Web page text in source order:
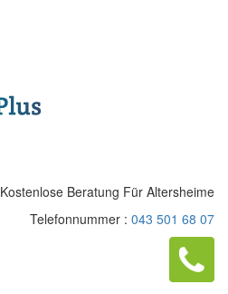
Kostenlose Beratung Für Altersheime
Telefonnummer : 043 501 68 07